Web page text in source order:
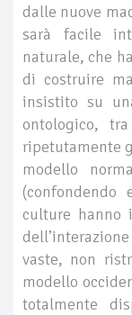
dalle nuove
sarà facile
naturale, che
di costruire
insistito su
ontologico,
ripetutamente
modello
culture hanno
vaste, non
modello
totalmente